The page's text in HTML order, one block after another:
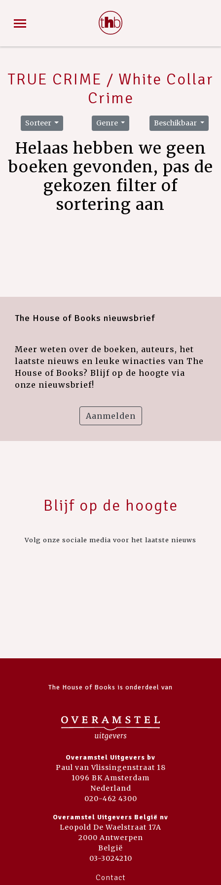
TRUE CRIME / White Collar
Crime
Sorteer Genre Beschikbaar
Helaas hebben we geen
boeken gevonden, pas de
gekozen filter of
sortering aan
The House of Books nieuwsbrief
Meer weten over de boeken, auteurs, het
laatste nieuws en leuke winacties van The
House of Books? Blijf op de hoogte via
onze nieuwsbrief!
Aanmelden
Blijf op de hoogte
Volg onze sociale media voor het laatste nieuws
The House of Books is onderdeel van
Overamstel Uitgevers bv
Paul van Vlissingenstraat 18
1096 BK Amsterdam
Nederland
020-462 4300
Overamstel Uitgevers België nv
Leopold De Waelstraat 17A
2000 Antwerpen
België
03-3024210
Contact